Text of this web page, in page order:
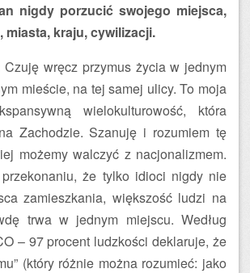
nigdy porzucić swojego miejsca,
miasta, kraju, cywilizacji.
Czuję wręcz przymus życia w jednym
mieście, na tej samej ulicy. To moja
wielokulturowość, która
Zachodzie. Szanuję i rozumiem tę
możemy walczyć z nacjonalizmem.
że tylko idioci nigdy nie
zamieszkania, większość ludzi na
trwa w jednym miejscu. Według
– 97 procent ludzkości deklaruje, że
(który różnie można rozumieć: jako